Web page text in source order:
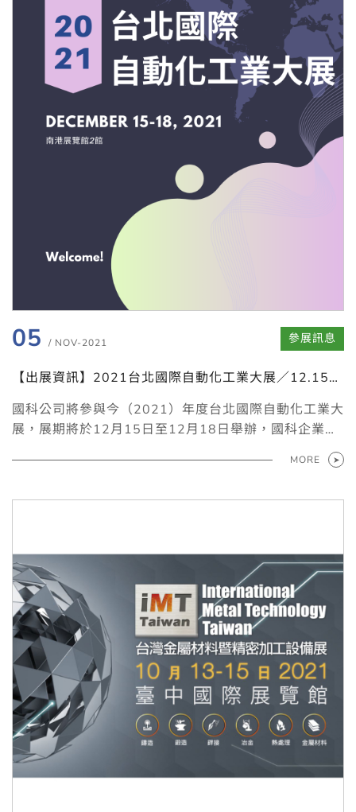
05 / NOV-2021 參展訊息
【出展資訊】2021台北國際自動化工業大展／12.15-
國科公司將參與今（2021）年度台北國際自動化工業大
展，展期將於12月15日至12月18日舉辦，國科企業現
場會展出Weiss工業用烘箱HeatEvent，攤位會備有美
國MTS材料試驗設備、德國Weiss環境模擬設備等產品
MORE